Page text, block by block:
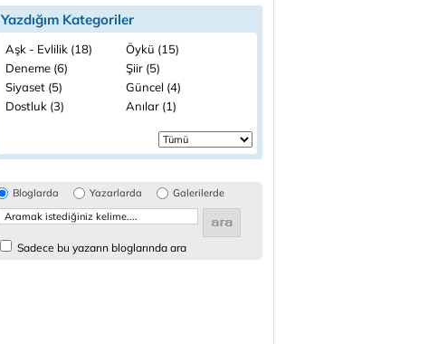
Yazdığım Kategoriler
Aşk - Evlilik (18)
Öykü (15)
Deneme (6)
Şiir (5)
Siyaset (5)
Güncel (4)
Dostluk (3)
Anılar (1)
Bloglarda Yazarlarda Galerilerde
Sadece bu yazarın bloglarında ara